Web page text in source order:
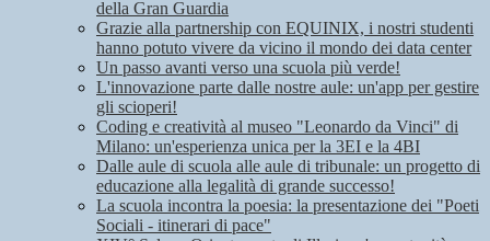
della Gran Guardia
Grazie alla partnership con EQUINIX, i nostri studenti
hanno potuto vivere da vicino il mondo dei data center
Un passo avanti verso una scuola più verde!
L'innovazione parte dalle nostre aule: un'app per gestire
gli scioperi!
Coding e creatività al museo "Leonardo da Vinci" di
Milano: un'esperienza unica per la 3EI e la 4BI
Dalle aule di scuola alle aule di tribunale: un progetto di
educazione alla legalità di grande successo!
La scuola incontra la poesia: la presentazione dei "Poeti
Sociali - itinerari di pace"